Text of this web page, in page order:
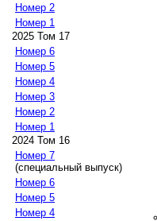
Номер 2
Номер 1
2025 Том 17
Номер 6
Номер 5
Номер 4
Номер 3
Номер 2
Номер 1
2024 Том 16
Номер 7
(специальный выпуск)
Номер 6
Номер 5
Номер 4